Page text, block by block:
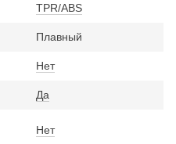
TPR/ABS
Плавный
Нет
Да
Нет